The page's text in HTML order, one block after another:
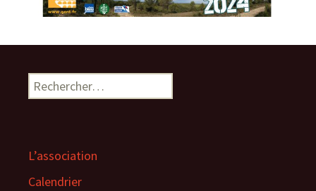
Rechercher :
L’association
Calendrier